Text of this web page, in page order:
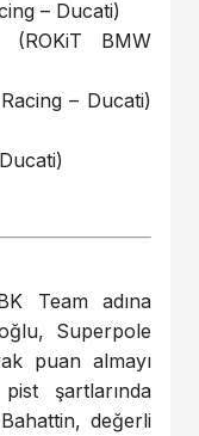
– Ducati)
BMW
– Ducati)
Team adına
Superpole
puan almayı
şartlarında
değerli